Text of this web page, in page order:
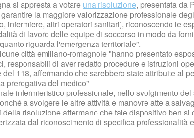
si appresta a votare una risoluzione, presentata da
la maggiore valorizzazione professionale
infermiere, altri operatori sanitari), riconoscendo le
di lavoro delle equipe di soccorso in modo da
riguarda l'emergenza territoriale”.
città emiliano-romagnole "hanno presentato
responsabili di aver redatto procedure e istruzioni
118, affermando che sarebbero state attribuite al
prerogativa del medico"
infermieristico professionale, nello svolgimento del
a svolgere le altre attività e manovre atte a
risoluzione affermano che tale dispositivo ben si
dal riconoscimento di specifica professionalità